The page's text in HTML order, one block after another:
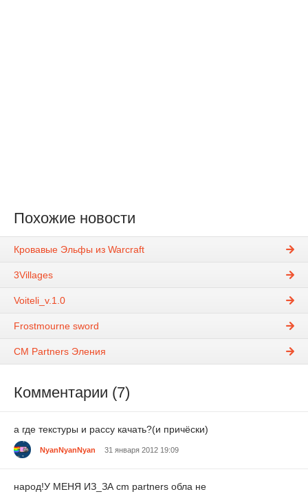
Похожие новости
Кровавые Эльфы из Warcraft
3Villages
Voiteli_v.1.0
Frostmourne sword
CM Partners Эления
Комментарии (7)
а где текстуры и рассу качать?(и причёски)
NyanNyanNyan 31 января 2012 19:09
народ!У МЕНЯ ИЗ_ЗА cm partners обла не